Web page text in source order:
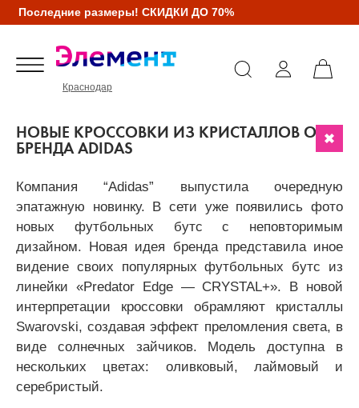
Последние размеры! СКИДКИ ДО 70%
Краснодар
НОВЫЕ КРОССОВКИ ИЗ КРИСТАЛЛОВ ОТ
БРЕНДА ADIDAS
Компания “Adidas” выпустила очередную
эпатажную новинку. В сети уже появились фото
новых футбольных бутс с неповторимым
дизайном. Новая идея бренда представила иное
видение своих популярных футбольных бутс из
линейки «Predator Edge — CRYSTAL+». В новой
интерпретации кроссовки обрамляют кристаллы
Swarovski, создавая эффект преломления света, в
виде солнечных зайчиков. Модель доступна в
нескольких цветах: оливковый, лаймовый и
серебристый.